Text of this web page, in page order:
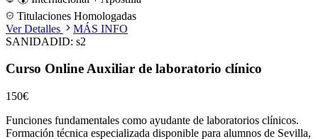
Titulaciones Homologadas
Ver Detalles
MÁS INFO
SANIDADID: s2
Curso Online Auxiliar de laboratorio clínico
150€
Funciones fundamentales como ayudante de laboratorios clínicos.
Formación técnica especializada disponible para alumnos de Sevilla,